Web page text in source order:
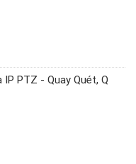
IP PTZ - Quay Quét, Q